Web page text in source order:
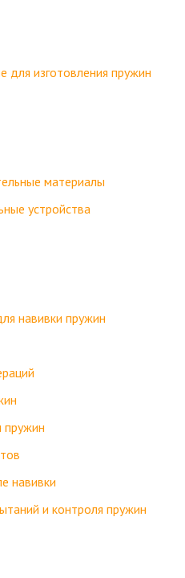
изготовления пружин
материалы
устройства
навивки пружин
пружин
навивки
и контроля пружин